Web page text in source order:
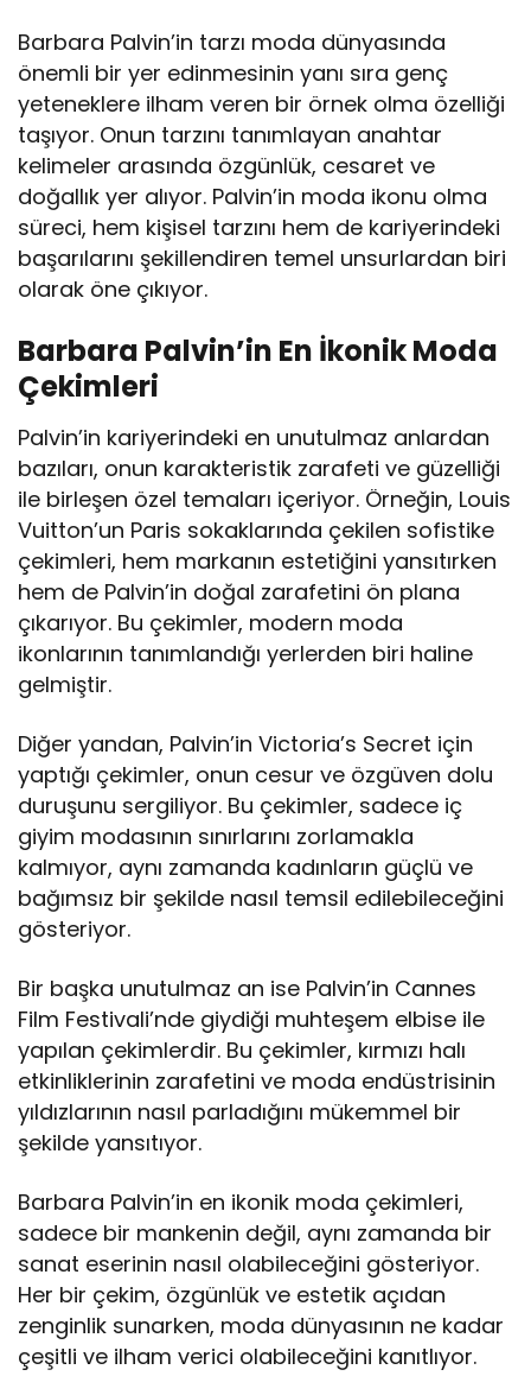
Barbara Palvin’in tarzı moda dünyasında
önemli bir yer edinmesinin yanı sıra genç
yeteneklere ilham veren bir örnek olma özelliği
taşıyor. Onun tarzını tanımlayan anahtar
kelimeler arasında özgünlük, cesaret ve
doğallık yer alıyor. Palvin’in moda ikonu olma
süreci, hem kişisel tarzını hem de kariyerindeki
başarılarını şekillendiren temel unsurlardan biri
olarak öne çıkıyor.
Barbara Palvin’in En İkonik Moda
Çekimleri
Palvin’in kariyerindeki en unutulmaz anlardan
bazıları, onun karakteristik zarafeti ve güzelliği
ile birleşen özel temaları içeriyor. Örneğin, Louis
Vuitton’un Paris sokaklarında çekilen sofistike
çekimleri, hem markanın estetiğini yansıtırken
hem de Palvin’in doğal zarafetini ön plana
çıkarıyor. Bu çekimler, modern moda
ikonlarının tanımlandığı yerlerden biri haline
gelmiştir.
Diğer yandan, Palvin’in Victoria’s Secret için
yaptığı çekimler, onun cesur ve özgüven dolu
duruşunu sergiliyor. Bu çekimler, sadece iç
giyim modasının sınırlarını zorlamakla
kalmıyor, aynı zamanda kadınların güçlü ve
bağımsız bir şekilde nasıl temsil edilebileceğini
gösteriyor.
Bir başka unutulmaz an ise Palvin’in Cannes
Film Festivali’nde giydiği muhteşem elbise ile
yapılan çekimlerdir. Bu çekimler, kırmızı halı
etkinliklerinin zarafetini ve moda endüstrisinin
yıldızlarının nasıl parladığını mükemmel bir
şekilde yansıtıyor.
Barbara Palvin’in en ikonik moda çekimleri,
sadece bir mankenin değil, aynı zamanda bir
sanat eserinin nasıl olabileceğini gösteriyor.
Her bir çekim, özgünlük ve estetik açıdan
zenginlik sunarken, moda dünyasının ne kadar
çeşitli ve ilham verici olabileceğini kanıtlıyor.